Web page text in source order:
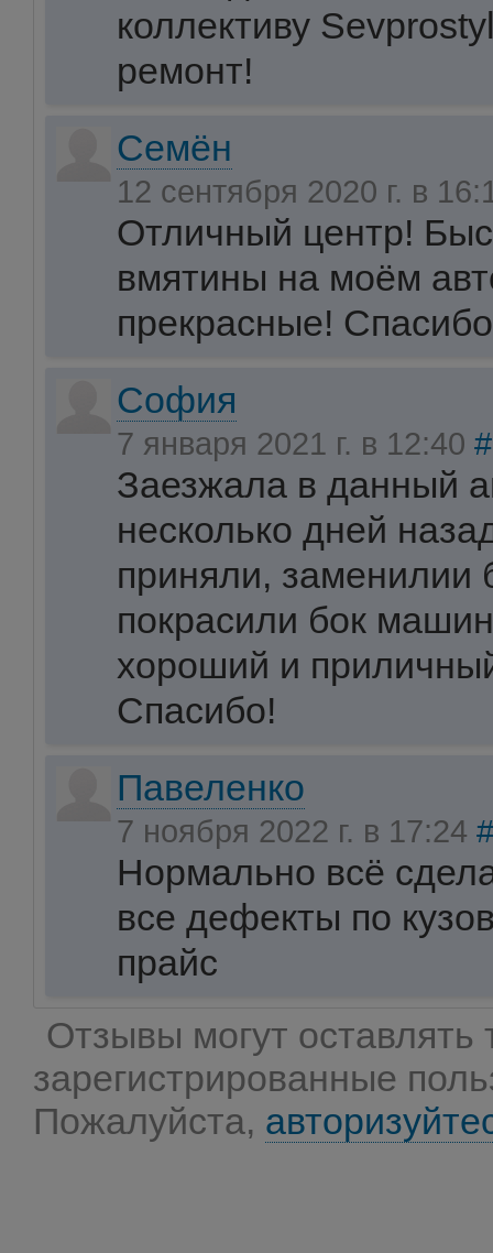
коллективу
ремонт!
Семён
12 сентября 2020 г. в
Отличный центр!
вмятины на моём
прекрасные!
София
7 января 2021 г. в 12:40 #
Заезжала в данный
несколько дней
приняли, заменилии
покрасили бок
хороший и
Спасибо!
Павеленко
7 ноября 2022 г. в 17:24 #
Нормально всё
все дефекты по
прайс
Отзывы могут оставлять
зарегистрированные
Пожалуйста,